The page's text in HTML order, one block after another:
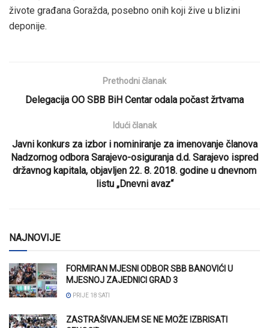
živote građana Goražda, posebno onih koji žive u blizini
deponije.
Prethodni članak
Delegacija OO SBB BiH Centar odala počast žrtvama
Idući članak
Javni konkurs za izbor i nominiranje za imenovanje članova
Nadzornog odbora Sarajevo-osiguranja d.d. Sarajevo ispred
državnog kapitala, objavljen 22. 8. 2018. godine u dnevnom
listu „Dnevni avaz“
NAJNOVIJE
FORMIRAN MJESNI ODBOR SBB BANOVIĆI U
MJESNOJ ZAJEDNICI GRAD 3
PRIJE 18 SATI
ZASTRAŠIVANJEM SE NE MOŽE IZBRISATI